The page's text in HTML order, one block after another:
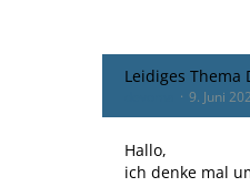
Leidiges Thema
9. Juni
Hallo,
ich denke mal